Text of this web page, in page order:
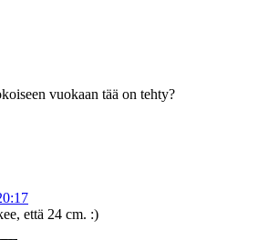
vuokaan tää on tehty?
että 24 cm. :)